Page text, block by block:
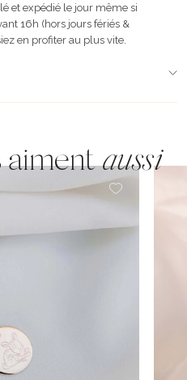
et expédié le jour même si
16h (hors jours fériés &
en profiter au plus vite.
aimentaussi